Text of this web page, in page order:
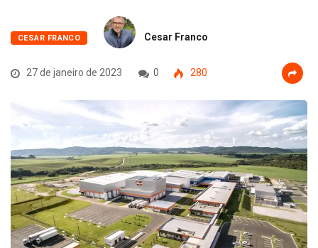
CESAR FRANCO Cesar Franco
27 de janeiro de 2023 0 280